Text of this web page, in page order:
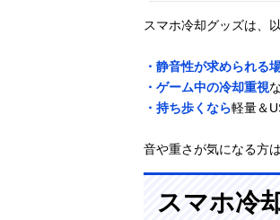
スマホ冷却グッズは、
・静音性が求められる
・ゲーム中の冷却重視
・持ち歩くなら軽量＆
音や重さが気になる方は
スマホ冷